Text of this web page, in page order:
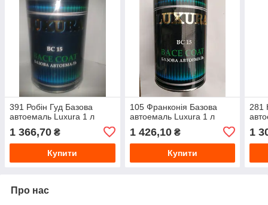
391 Робін Гуд Базова
автоемаль Luxura 1 л
1 366,70 ₴
Купити
105 Франконія Базова
автоемаль Luxura 1 л
1 426,10₴
Купити
281
1
Про нас